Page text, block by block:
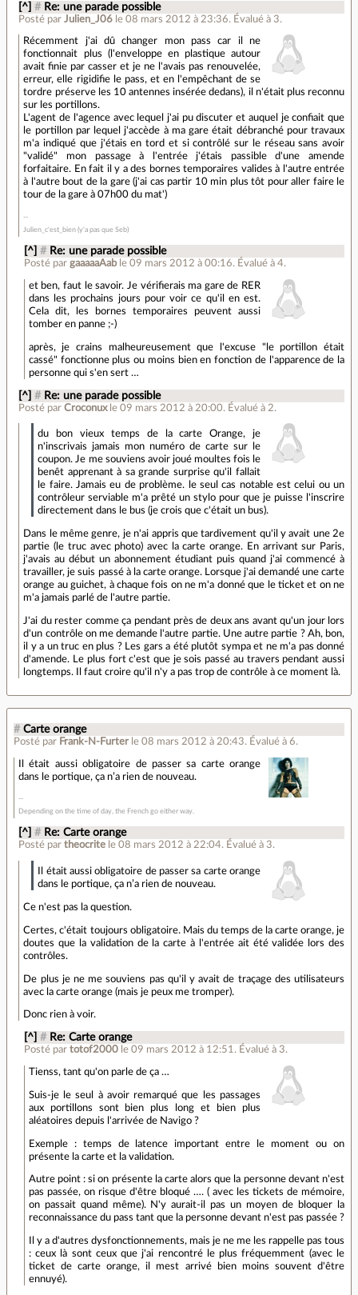
[^] # Re: une parade possible
Posté parJulien_J06 le 08 mars 2012 à 23:36. Évalué à 3.
Récemment j'ai dû changer mon pass car il ne
fonctionnait plus (l'enveloppe en plastique autour
avait finie par casser et je ne l'avais pas renouvelée,
erreur, elle rigidifie le pass, et en l'empêchant de se
tordre préserve les 10 antennes insérée dedans), il n'était plus reconnu
sur les portillons.
L'agent de l'agence avec lequel j'ai pu discuter et auquel je confiait que
le portillon par lequel j'accède à ma gare était débranché pour travaux
m'a indiqué que j'étais en tord et si contrôlé sur le réseau sans avoir
"validé" mon passage à l'entrée j'étais passible d'une amende
forfaitaire. En fait il y a des bornes temporaires valides à l'autre entrée
à l'autre bout de la gare (j'ai cas partir 10 min plus tôt pour aller faire le
tour de la gare à 07h00 du mat')
Julien_c'est_bien (y'a pas que Seb)
[^] # Re: une parade possible
Posté par gaaaaaAab le 09 mars 2012 à 00:16. Évalué à 4.
et ben, faut le savoir. Je vérifierais ma gare de RER
dans les prochains jours pour voir ce qu'il en est.
Cela dit, les bornes temporaires peuvent aussi
tomber en panne ;-)
après, je crains malheureusement que l'excuse "le portillon était
cassé" fonctionne plus ou moins bien en fonction de l'apparence de la
personne qui s'en sert …
[^] # Re: une parade possible
Posté parCroconux le 09 mars 2012 à 20:00. Évalué à 2.
du bon vieux temps de la carte Orange, je
n'inscrivais jamais mon numéro de carte sur le
coupon. Je me souviens avoir joué moultes fois le
benêt apprenant à sa grande surprise qu'il fallait
le faire. Jamais eu de problème. le seul cas notable est celui ou un
contrôleur serviable m'a prêté un stylo pour que je puisse l'inscrire
directement dans le bus (je crois que c'était un bus).
Dans le même genre, je n'ai appris que tardivement qu'il y avait une 2e
partie (le truc avec photo) avec la carte orange. En arrivant sur Paris,
j'avais au début un abonnement étudiant puis quand j'ai commencé à
travailler, je suis passé à la carte orange. Lorsque j'ai demandé une carte
orange au guichet, à chaque fois on ne m'a donné que le ticket et on ne
m'a jamais parlé de l'autre partie.
J'ai du rester comme ça pendant près de deux ans avant qu'un jour lors
d'un contrôle on me demande l'autre partie. Une autre partie ? Ah, bon,
il y a un truc en plus ? Les gars a été plutôt sympa et ne m'a pas donné
d'amende. Le plus fort c'est que je sois passé au travers pendant aussi
longtemps. Il faut croire qu'il n'y a pas trop de contrôle à ce moment là.
# Carte orange
Posté par Frank-N-Furter le 08 mars 2012 à 20:43. Évalué à 6.
Il était aussi obligatoire de passer sa carte orange
dans le portique, ça n’a rien de nouveau.
Depending on the time of day, the French go either way.
[^] # Re: Carte orange
Posté partheocrite le 08 mars 2012 à 22:04. Évalué à 3.
Il était aussi obligatoire de passer sa carte orange
dans le portique, ça n’a rien de nouveau.
Ce n'est pas la question.
Certes, c'était toujours obligatoire. Mais du temps de la carte orange, je
doutes que la validation de la carte à l'entrée ait été validée lors des
contrôles.
De plus je ne me souviens pas qu'il y avait de traçage des utilisateurs
avec la carte orange (mais je peux me tromper).
Donc rien à voir.
[^] # Re: Carte orange
Posté par totof2000 le 09 mars 2012 à 12:51 . Évalué à 3.
Tienss, tant qu'on parle de ça …
Suis-je le seul à avoir remarqué que les passages
aux portillons sont bien plus long et bien plus
aléatoires depuis l'arrivée de Navigo ?
Exemple : temps de latence important entre le moment ou on
présente la carte et la validation.
Autre point : si on présente la carte alors que la personne devant n'est
pas passée, on risque d'être bloqué …. ( avec les tickets de mémoire,
on passait quand même). N'y aurait-il pas un moyen de bloquer la
reconnaissance du pass tant que la personne devant n'est pas passée ?
Il y a d'autres dysfonctionnements, mais je ne me les rappelle pas tous
: ceux là sont ceux que j'ai rencontré le plus fréquemment (avec le
ticket de carte orange, il mest arrivé bien moins souvent d'être
ennuyé).